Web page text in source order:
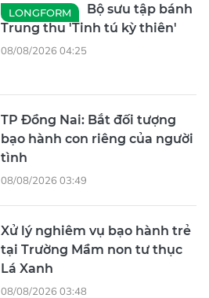
LONGFORM
Bộ sưu tập bánh
Trung thu 'Tinh tú kỳ thiên'
08/08/2026 04:25
TP Đồng Nai: Bắt đối tượng
bạo hành con riêng của người
tình
08/08/2026 03:49
Xử lý nghiêm vụ bạo hành trẻ
tại Trường Mầm non tư thục
Lá Xanh
08/08/2026 03:48